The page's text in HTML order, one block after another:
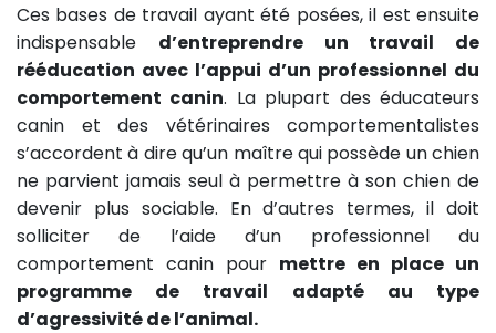
Ces bases de travail ayant été posées, il est ensuite
indispensable d’entreprendre un travail de
rééducation avec l’appui d’un professionnel du
comportement canin. La plupart des éducateurs
canin et des vétérinaires comportementalistes
s’accordent à dire qu’un maître qui possède un chien
ne parvient jamais seul à permettre à son chien de
devenir plus sociable. En d’autres termes, il doit
solliciter de l’aide d’un professionnel du
comportement canin pour mettre en place un
programme de travail adapté au type
d’agressivité de l’animal.